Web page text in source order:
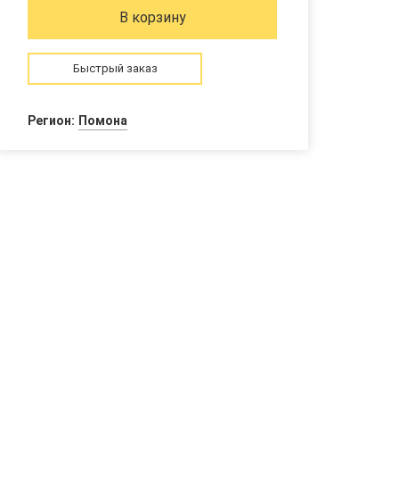
В корзину
Быстрый заказ
Регион: Помона